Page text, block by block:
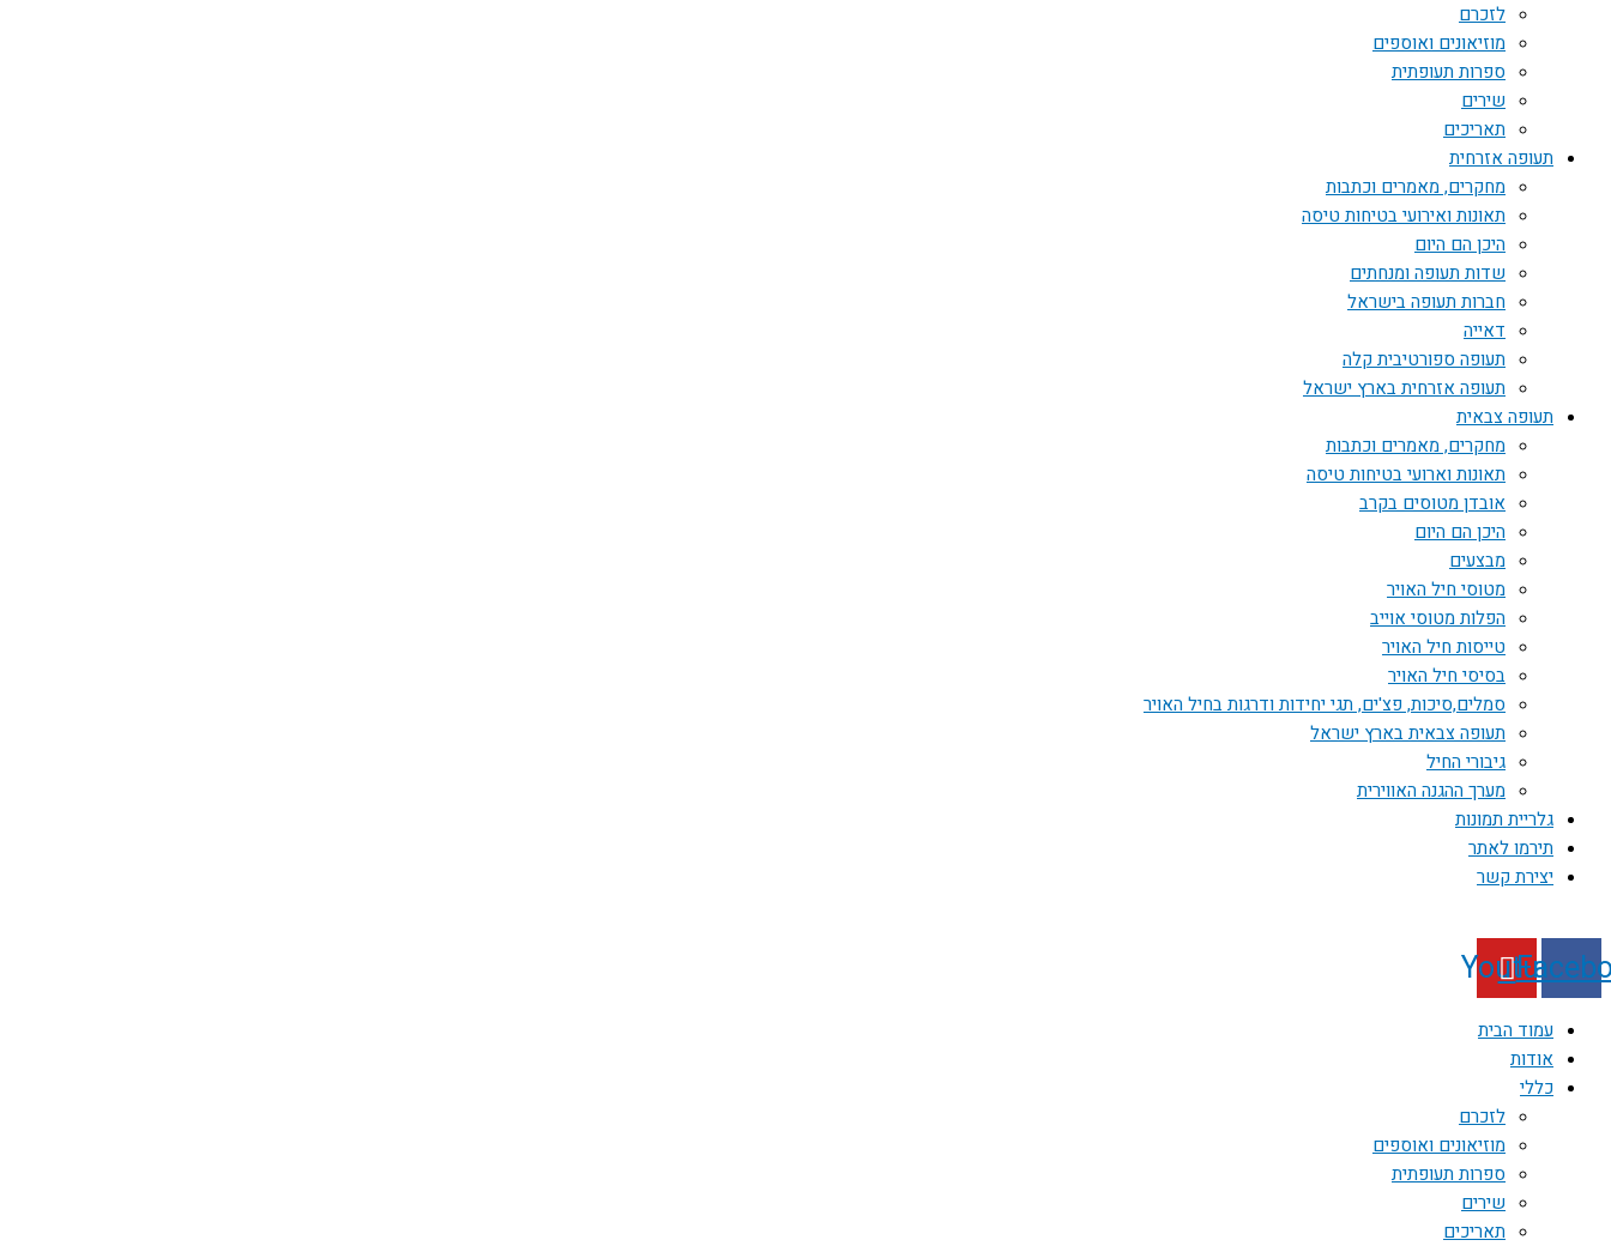
לזכרם
מוזיאונים ואוספים
ספרות תעופתית
שירים
תאריכים
תעופה אזרחית
מחקרים, מאמרים וכתבות
תאונות ואירועי בטיחות טיסה
היכן הם היום
שדות תעופה ומנחתים
חברות תעופה בישראל
דאייה
תעופה ספורטיבית קלה
תעופה אזרחית בארץ ישראל
תעופה צבאית
מחקרים, מאמרים וכתבות
תאונות וארועי בטיחות טיסה
אובדן מטוסים בקרב
היכן הם היום
מבצעים
מטוסי חיל האויר
הפלות מטוסי אוייב
טייסות חיל האויר
בסיסי חיל האויר
סמלים,סיכות, פצ'ים, תגי יחידות ודרגות בחיל האויר
תעופה צבאית בארץ ישראל
גיבורי החיל
מערך ההגנה האווירית
גלריית תמונות
תירמו לאתר
יצירת קשר
Youtube
עמוד הבית
אודות
כללי
לזכרם
מוזיאונים ואוספים
ספרות תעופתית
שירים
תאריכים